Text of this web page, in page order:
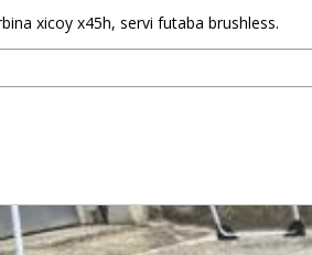
xicoy x45h, servi futaba brushless.